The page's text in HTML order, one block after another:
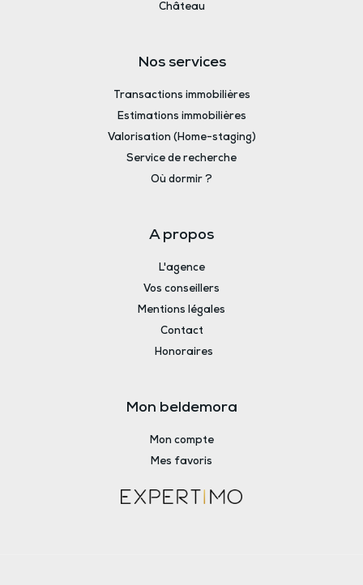
Château
Nos services
Transactions immobilières
Estimations immobilières
Valorisation (Home-staging)
Service de recherche
Où dormir ?
A propos
L'agence
Vos conseillers
Mentions légales
Contact
Honoraires
Mon beldemora
Mon compte
Mes favoris